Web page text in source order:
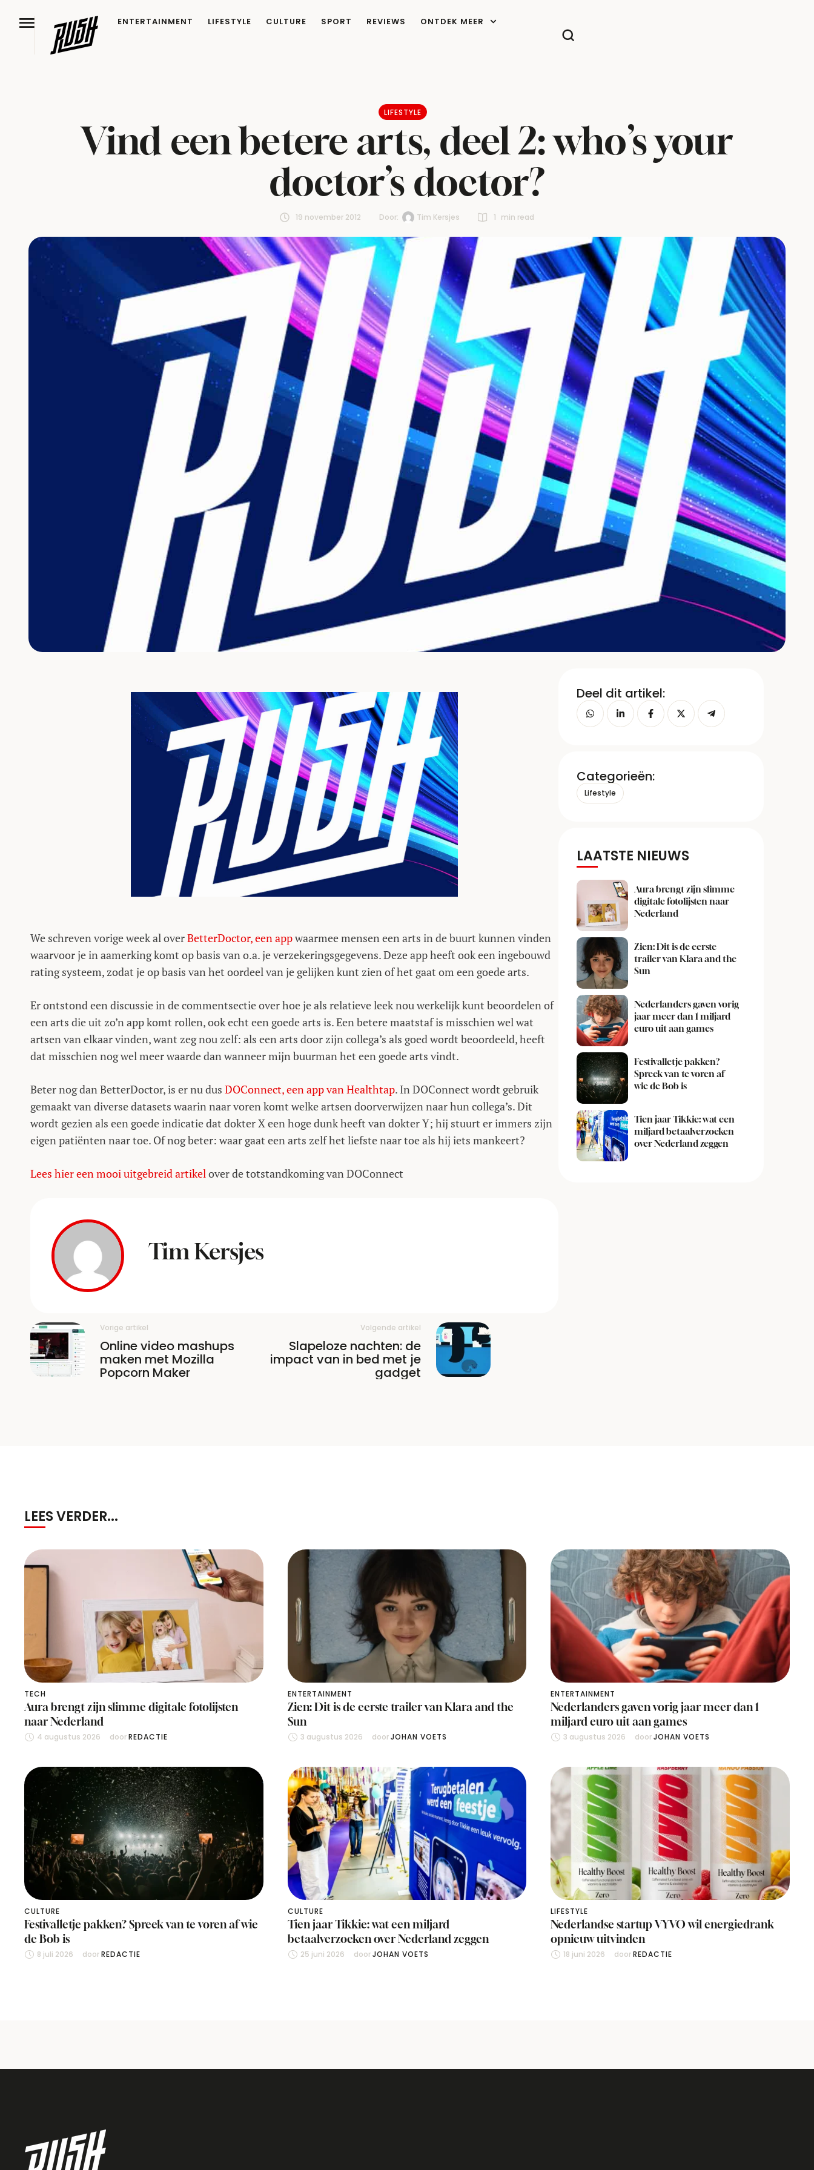
ENTERTAINMENT LIFESTYLE CULTURE SPORT REVIEWS ONTDEK MEER
LIFESTYLE
Vind een betere arts, deel 2: who’s your
doctor’s doctor?
19 november 2012 Door: Tim Kersjes 1 min read
We schreven vorige week al overBetterDoctor, een appwaarmee mensen een arts in de buurt kunnen vinden
waarvoor je in aamerking komt op basis van o.a. je verzekeringsgegevens. Deze app heeft ook een ingebouwd
rating systeem, zodat je op basis van het oordeel van je gelijken kunt zien of het gaat om een goede arts.
Er ontstond een discussie in de commentsectie over hoe je als relatieve leek nou werkelijk kunt beoordelen of
een arts die uit zo’n app komt rollen, ook echt een goede arts is. Een betere maatstaf is misschien wel wat
artsen van elkaar vinden, want zeg nou zelf: als een arts door zijn collega’s als goed wordt beoordeeld, heeft
dat misschien nog wel meer waarde dan wanneer mijn buurman het een goede arts vindt.
Beter nog dan BetterDoctor, is er nu dus DOConnect, een app van Healthtap. In DOConnect wordt gebruik
gemaakt van diverse datasets waarin naar voren komt welke artsen doorverwijzen naar hun collega’s. Dit
wordt gezien als een goede indicatie dat dokter X een hoge dunk heeft van dokter Y; hij stuurt er immers zijn
eigen patiënten naar toe. Of nog beter: waar gaat een arts zelf het liefste naar toe als hij iets mankeert?
Lees hier een mooi uitgebreid artikel over de totstandkoming van DOConnect
Tim Kersjes
Vorige artikel
Online video mashups
maken met Mozilla
Popcorn Maker
Volgende artikel
Slapeloze nachten: de
impact van in bed met je
gadget
Deel dit artikel:
Categorieën:
Lifestyle
LAATSTE NIEUWS
Aura brengt zijn slimme
digitale fotolijsten naar
Nederland
Zien: Dit is de eerste
trailer van Klara and the
Sun
Nederlanders gaven vorig
jaar meer dan 1 miljard
euro uit aan games
Festivalletje pakken?
Spreek van te voren af
wie de Bob is
Tien jaar Tikkie: wat een
miljard betaalverzoeken
over Nederland zeggen
LEES VERDER...
TECH
Aura brengt zijn slimme digitale fotolijsten
naar Nederland
4 augustus 2026 door REDACTIE
ENTERTAINMENT
Zien: Dit is de eerste trailer van Klara and the
Sun
3 augustus 2026 door JOHAN VOETS
ENTERTAINMENT
Nederlanders gaven vorig jaar meer dan 1
miljard euro uit aan games
3 augustus 2026 door JOHAN VOETS
CULTURE
Festivalletje pakken? Spreek van te voren af wie
de Bob is
8 juli 2026 door REDACTIE
CULTURE
Tien jaar Tikkie: wat een miljard
betaalverzoeken over Nederland zeggen
25 juni 2026 door JOHAN VOETS
LIFESTYLE
Nederlandse startup VYVO wil energiedrank
opnieuw uitvinden
18 juni 2026 door REDACTIE